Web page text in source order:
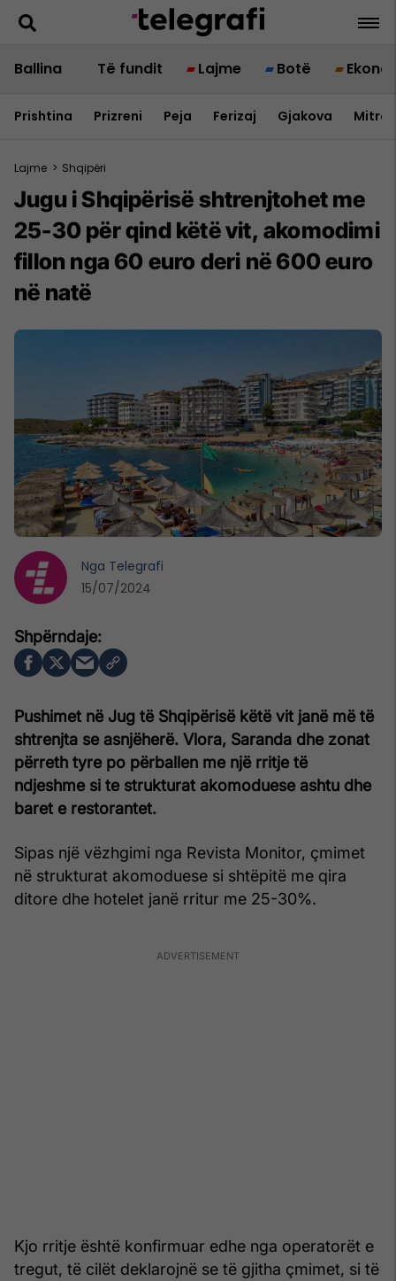
Ballina Të fundit Lajme Botë
Prishtina Prizreni Peja Ferizaj Gjakova
Lajme > Shqipëri
Jugu i Shqipërisë shtrenjtohet me
25-30 për qind këtë vit, akomodimi
fillon nga 60 euro deri në 600 euro
në natë
Pushimet në Jug të Shqipërisë këtë vit janë më të
shtrenjta se asnjëherë. Vlora, Saranda dhe zonat
përreth tyre po përballen me një rritje të
ndjeshme si te strukturat akomoduese ashtu dhe
baret e restorantet.
Sipas një vëzhgimi nga Revista Monitor, çmimet
në strukturat akomoduese si shtëpitë me qira
ditore dhe hotelet janë rritur me 25-30%.
Kjo rritje është konfirmuar edhe nga operatorët e
tregut, të cilët deklarojnë se të gjitha çmimet, si të
Nga Telegrafi
15/07/2024